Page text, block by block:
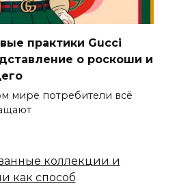
практики Gucci
о роскоши и
мире потребители всё